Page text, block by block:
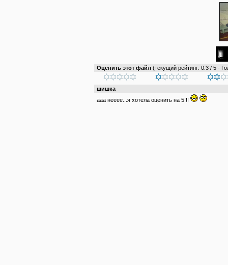
Оценить этот файл (текущий рейтинг: 0.3 / 5 -
шишка
ааа нееее...я хотела оценить на 5!!!